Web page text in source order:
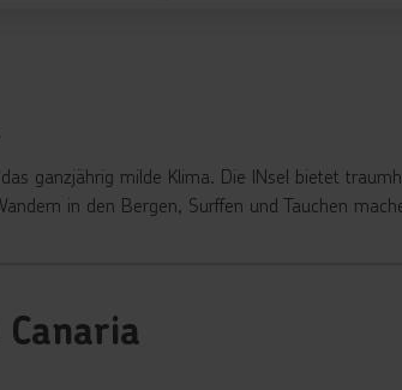
ganzjährig milde Klima. Die INsel bietet
in den Bergen, Surffen und Tauchen